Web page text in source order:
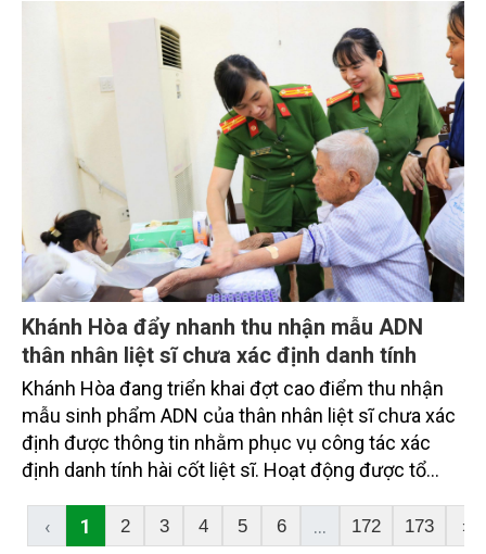
Tày, là thân nhân người có công với cách mạng, trú
tại thôn Đội 2, xã Bản Liền, với sự đồng hành tài trợ
của Công ty Cổ phần Him Lam.
Khánh Hòa đẩy nhanh thu nhận mẫu ADN
thân nhân liệt sĩ chưa xác định danh tính
Khánh Hòa đang triển khai đợt cao điểm thu nhận
mẫu sinh phẩm ADN của thân nhân liệt sĩ chưa xác
định được thông tin nhằm phục vụ công tác xác
định danh tính hài cốt liệt sĩ. Hoạt động được tổ
quá trình tìm kiếm, quy tập, xác định danh tính liệt sĩ,
‹ 1 2 3 4 5 6 ... 172 173 ›